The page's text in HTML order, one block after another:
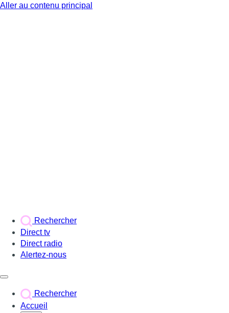
Aller au contenu principal
Rechercher
Direct tv
Direct radio
Alertez-nous
Rechercher
Accueil